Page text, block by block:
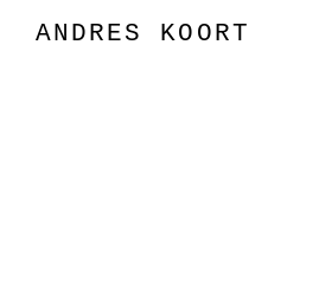
ANDRES KOORT